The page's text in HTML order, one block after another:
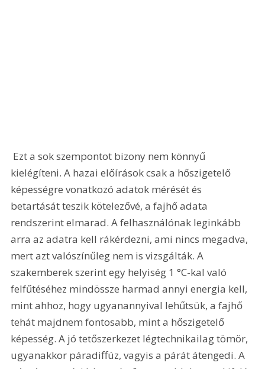
kielégíteni. A hazai előírások csak a hőszigetelő
képességre vonatkozó adatok mérését és
betartását teszik kötelezővé, a fajhő adata
rendszerint elmarad. A felhasználónak leginkább
arra az adatra kell rákérdezni, ami nincs megadva,
mert azt valószínűleg nem is vizsgálták. A
szakemberek szerint egy helyiség 1 °C-kal való
felfűtéséhez mindössze harmad annyi energia kell,
mint ahhoz, hogy ugyanannyival lehűtsük, a fajhő
tehát majdnem fontosabb, mint a hőszigetelő
képesség. A jó tetőszerkezet légtechnikailag tömör,
ugyanakkor páradiffúz, vagyis a párát átengedi. A